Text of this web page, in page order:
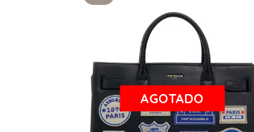
AGOTADO